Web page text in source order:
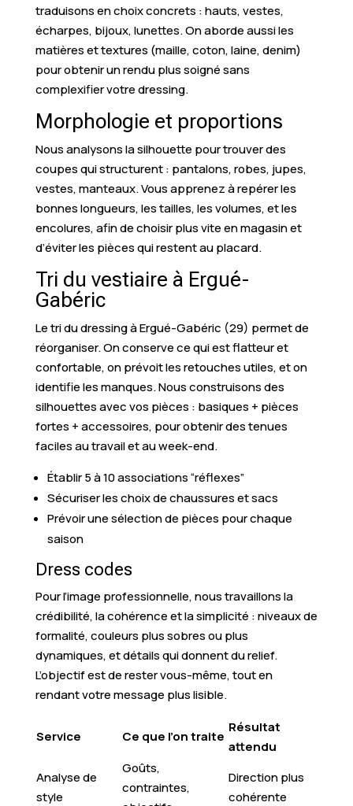
traduisons en choix concrets : hauts, vestes,
écharpes, bijoux, lunettes. On aborde aussi les
matières et textures (maille, coton, laine, denim)
pour obtenir un rendu plus soigné sans
complexifier votre dressing.
Morphologie et proportions
Nous analysons la silhouette pour trouver des
coupes qui structurent : pantalons, robes, jupes,
vestes, manteaux. Vous apprenez à repérer les
bonnes longueurs, les tailles, les volumes, et les
encolures, afin de choisir plus vite en magasin et
d’éviter les pièces qui restent au placard.
Tri du vestiaire à Ergué-
Gabéric
Le tri du dressing à Ergué-Gabéric (29) permet de
réorganiser. On conserve ce qui est flatteur et
confortable, on prévoit les retouches utiles, et on
identifie les manques. Nous construisons des
silhouettes avec vos pièces : basiques + pièces
fortes + accessoires, pour obtenir des tenues
faciles au travail et au week-end.
Établir 5 à 10 associations “réflexes”
Sécuriser les choix de chaussures et sacs
Prévoir une sélection de pièces pour chaque
saison
Dress codes
Pour l’image professionnelle, nous travaillons la
crédibilité, la cohérence et la simplicité : niveaux de
formalité, couleurs plus sobres ou plus
dynamiques, et détails qui donnent du relief.
L’objectif est de rester vous-même, tout en
rendant votre message plus lisible.
Service Ce que l’on traite
Résultat
attendu
Analyse de
style
Goûts,
contraintes,
Direction plus
cohérente